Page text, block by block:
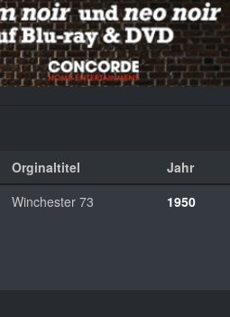
Orginaltitel Jahr
Winchester 73 1950